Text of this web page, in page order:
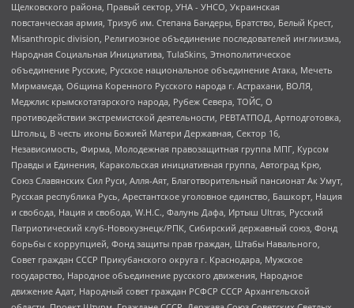
Щелковского района, Правый сектор, УНА - УНСО, Украинская
повстанческая армия, Тризуб им. Степана Бандеры, Братство, Белый Крест,
Misanthropic division, Религиозное объединение последователей инглиизма,
Народная Социальная Инициатива, TulaSkins, Этнополитическое
объединение Русские, Русское национальное объединение Атака, Мечеть
Мирмамеда, Община Коренного Русского народа г. Астрахани, ВОЛЯ,
Меджлис крымскотатарского народа, Рубеж Севера, ТОЙС, О
противодействии экстремистской деятельности, РЕВТАТПОД, Артподготовка,
Штольц, В честь иконы Божией Матери Державная, Сектор 16,
Независимость, Фирма, Молодежная правозащитная группа МПГ, Курсом
Правды и Единения, Каракольская инициативная группа, Автоград Крю,
Союз Славянских Сил Руси, Алля-Аят, Благотворительный пансионат Ак Умут,
Русская республика Русь, Арестантское уголовное единство, Башкорт, Нация
и свобода, Нация и свобода, W.H.С., Фалунь Дафа, Иртыш Ultras, Русский
Патриотический клуб-Новокузнецк/РПК, Сибирский державный союз, Фонд
борьбы с коррупцией, Фонд защиты прав граждан, Штабы Навального,
Совет граждан СССР Прикубанского округа г. Краснодара, Мужское
государство, Народное объединение русского движения, Народное
движение Адат, Народный совет граждан РСФСР СССР Архангельской